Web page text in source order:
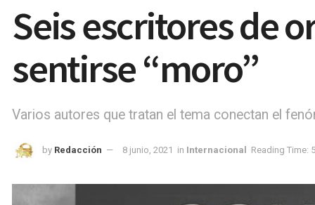
Seis escritores de
sentirse “moro”
Varios autores que tratan el tema conectan el
by Redacción 8 junio, 2021 in Internacional Reading Time: